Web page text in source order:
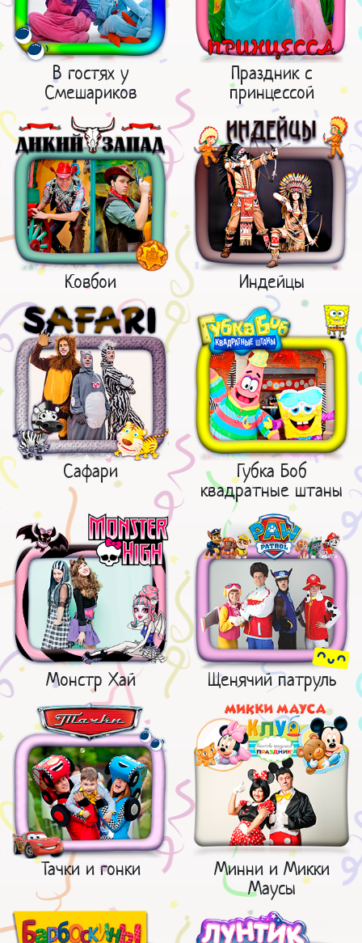
В гостях у
Смешариков
Праздник с
принцессой
Ковбои Индейцы
Сафари
Губка Боб
квадратные штаны
Монстр Хай Щенячий патруль
Тачки и гонки
Минни и Микки
Маусы